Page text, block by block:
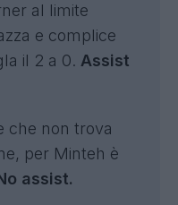
al limite
e complice
il 2 a 0. Assist
che non trova
per Minteh è
assist.